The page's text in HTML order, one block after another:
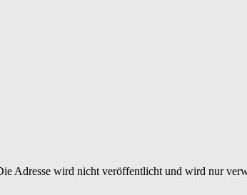
Adresse wird nicht veröffentlicht und wird nur